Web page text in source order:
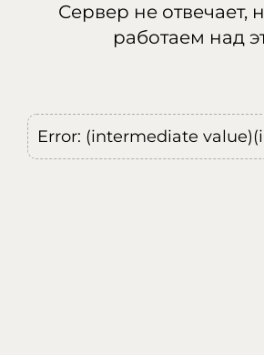
Сервер не отвечает,
работаем над